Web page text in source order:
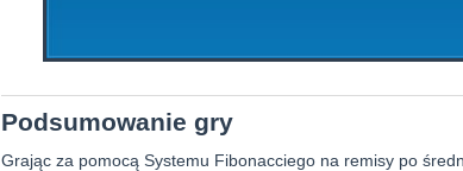
Podsumowanie gry
Grając za pomocą Systemu Fibonacciego na remisy po